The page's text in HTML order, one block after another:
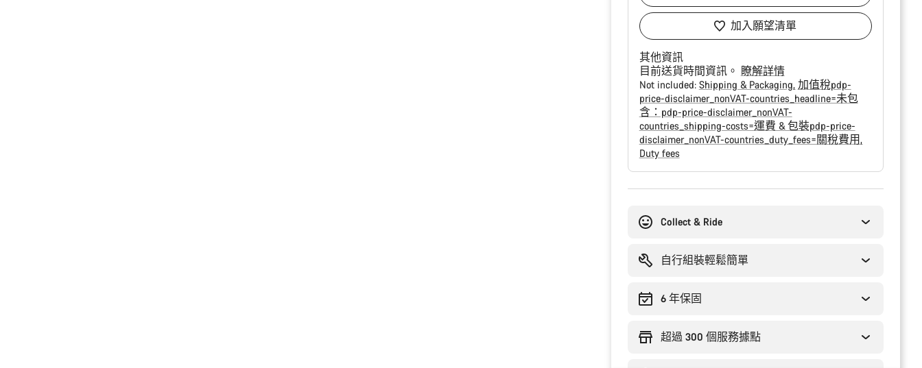
加入願望清單
其他資訊
目前送貨時間資訊。 瞭解詳情
Not included: Shipping & Packaging 加值稅pdp-
price-disclaimer_nonVAT-countries_headline=未包
含：pdp-price-disclaimer_nonVAT-
countries_shipping-costs=運費 & 包裝pdp-price-
disclaimer_nonVAT-countries_duty_fees=關稅費用
Duty fees
Collect & Ride
自行組裝輕鬆簡單
6 年保固
超過 300 個服務據點